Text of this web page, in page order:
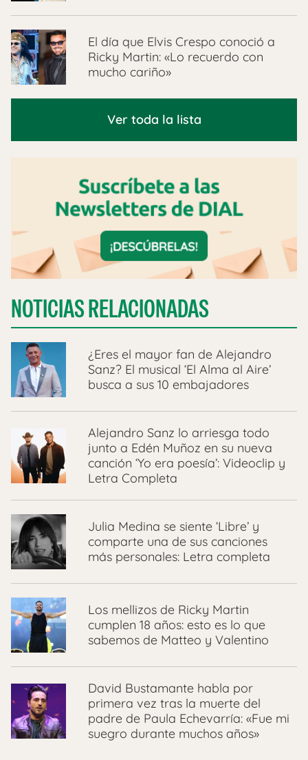
El día que Elvis Crespo conoció a
Ricky Martin: «Lo recuerdo con
mucho cariño»
Ver toda la lista
NOTICIAS RELACIONADAS
¿Eres el mayor fan de Alejandro
Sanz? El musical ‘El Alma al Aire’
busca a sus 10 embajadores
Alejandro Sanz lo arriesga todo
junto a Edén Muñoz en su nueva
canción ‘Yo era poesía’: Videoclip y
Letra Completa
Julia Medina se siente ‘Libre’ y
comparte una de sus canciones
más personales: Letra completa
Los mellizos de Ricky Martin
cumplen 18 años: esto es lo que
sabemos de Matteo y Valentino
David Bustamante habla por
primera vez tras la muerte del
padre de Paula Echevarría: «Fue mi
suegro durante muchos años»